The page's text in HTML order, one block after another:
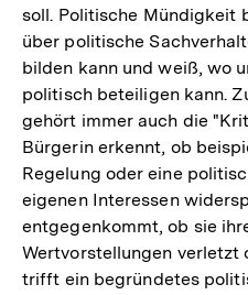
soll. Politische Mündigkeit
über politische
bilden kann und weiß, wo
politisch beteiligen kann.
gehört immer auch die
Bürgerin erkennt, ob
Regelung oder eine
eigenen Interessen
entgegenkommt, ob sie
Wertvorstellungen verletzt
trifft ein begründetes